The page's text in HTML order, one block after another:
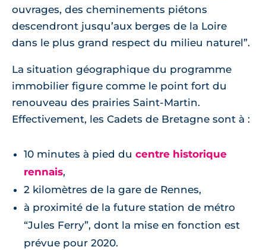
ouvrages, des cheminements piétons
descendront jusqu’aux berges de la Loire
dans le plus grand respect du milieu naturel”.
La situation géographique du programme
immobilier figure comme le point fort du
renouveau des prairies Saint-Martin.
Effectivement, les Cadets de Bretagne sont à :
10 minutes à pied du centre historique
rennais,
2 kilomètres de la gare de Rennes,
à proximité de la future station de métro
“Jules Ferry”, dont la mise en fonction est
prévue pour 2020.